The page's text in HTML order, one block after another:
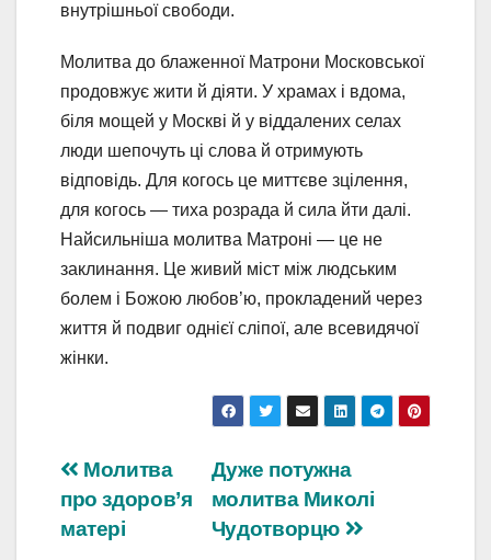
внутрішньої свободи.
Молитва до блаженної Матрони Московської
продовжує жити й діяти. У храмах і вдома,
біля мощей у Москві й у віддалених селах
люди шепочуть ці слова й отримують
відповідь. Для когось це миттєве зцілення,
для когось — тиха розрада й сила йти далі.
Найсильніша молитва Матроні — це не
заклинання. Це живий міст між людським
болем і Божою любов’ю, прокладений через
життя й подвиг однієї сліпої, але всевидячої
жінки.
Навігація
записів
Дуже потужна
молитва Миколі
Чудотворцю
Молитва
про здоров’я
матері